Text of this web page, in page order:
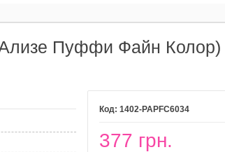
Пуффи Файн Колор)
1402-PAPFC6034
377 грн.